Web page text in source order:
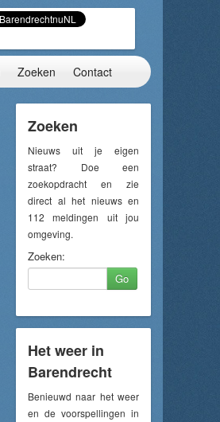
Zoeken Contact
Zoeken
Nieuws uit je eigen
straat? Doe een
zoekopdracht en zie
direct al het nieuws en
112 meldingen uit jou
omgeving.
Zoeken:
Go
Het weer in
Barendrecht
Benieuwd naar het weer
en de voorspellingen in